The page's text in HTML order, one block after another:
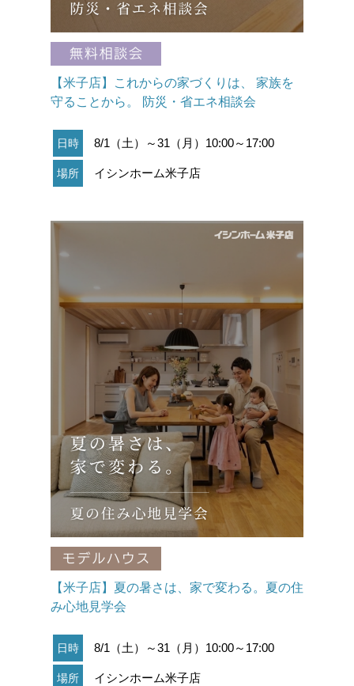
【米子店】これからの家づくりは、 家族を
守ることから。 防災・省エネ相談会
日時 8/1（土）～31（月）10:00～17:00
場所 イシンホーム米子店
【米子店】夏の暑さは、家で変わる。夏の住
み心地見学会
日時 8/1（土）～31（月）10:00～17:00
場所 イシンホーム米子店